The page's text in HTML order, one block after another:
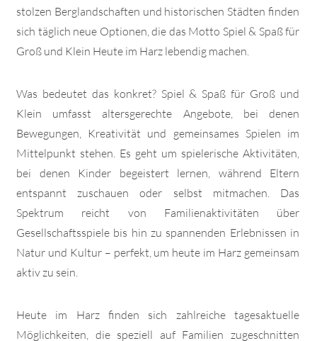
stolzen Berglandschaften und historischen Städten finden
sich täglich neue Optionen, die das Motto Spiel & Spaß für
Groß und Klein Heute im Harz lebendig machen.
Was bedeutet das konkret? Spiel & Spaß für Groß und
Klein umfasst altersgerechte Angebote, bei denen
Bewegungen, Kreativität und gemeinsames Spielen im
Mittelpunkt stehen. Es geht um spielerische Aktivitäten,
bei denen Kinder begeistert lernen, während Eltern
entspannt zuschauen oder selbst mitmachen. Das
Spektrum reicht von Familienaktivitäten über
Gesellschaftsspiele bis hin zu spannenden Erlebnissen in
Natur und Kultur – perfekt, um heute im Harz gemeinsam
aktiv zu sein.
Heute im Harz finden sich zahlreiche tagesaktuelle
Möglichkeiten, die speziell auf Familien zugeschnitten